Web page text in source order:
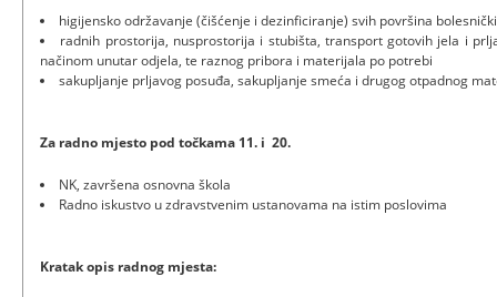
higijensko održavanje (čišćenje i dezinficiranje) svih površina
radnih prostorija, nusprostorija i stubišta, transport gotovih jela i
načinom unutar odjela, te raznog pribora i materijala po potrebi
sakupljanje prljavog posuđa, sakupljanje smeća i drugog otpadnog
Za radno mjesto pod točkama 11. i 20.
NK, završena osnovna škola
Radno iskustvo u zdravstvenim ustanovama na istim poslovima
Kratak opis radnog mjesta: